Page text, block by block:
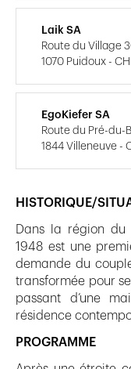
HISTORIQUE/
Dans la région
1948 est une
demande du
transformée pour
passant d’une
résidence
PROGRAMME
Laik SA
Route du Village
1070 Puidoux - CH
EgoKiefer SA
Route du Pré-du-
1844 Villeneuve -